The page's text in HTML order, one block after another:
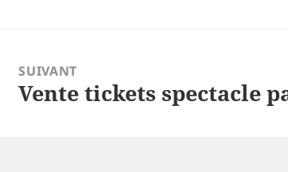
SUIVANT
Article
Vente tickets spectacle